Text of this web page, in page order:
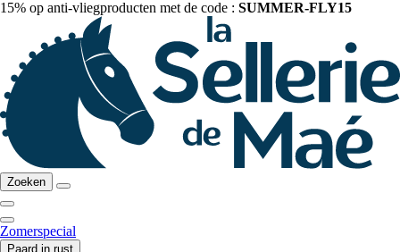
15% op anti-vliegproducten met de code : SUMMER-FLY15
Zoeken
Zomerspecial
Paard in rust